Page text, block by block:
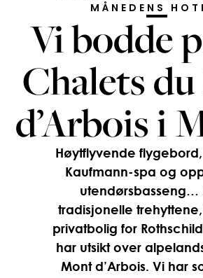
MÅNEDENS
Vi bodde
Chalets
d’Arbois i
Høytflyvende flygebord,
Kaufmann-spa og
utendørsbasseng…
tradisjonelle
privatbolig for
har utsikt over
Mont d’Arbois. Vi har